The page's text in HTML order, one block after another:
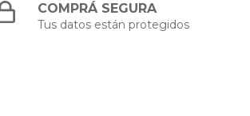
COMPRÁ SEGURA
Tus datos están protegidos